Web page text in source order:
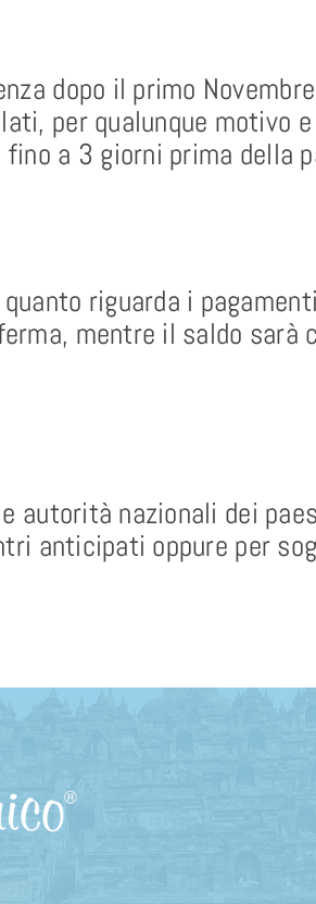
dopo il primo
per qualunque motivo
a 3 giorni prima della
riguarda i
mentre il saldo
autorità nazionali dei
anticipati oppure per